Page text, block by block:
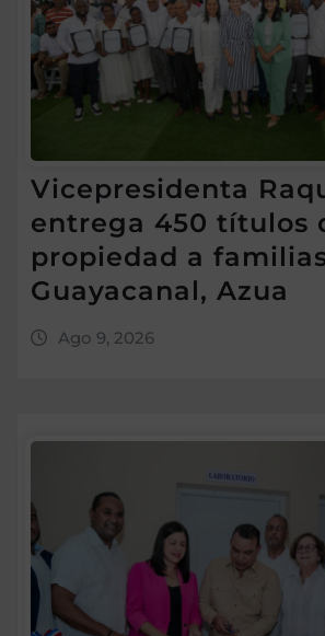
Vicepresidenta
entrega 450 títulos
propiedad a
Guayacanal, Azua
Ago 9, 2026